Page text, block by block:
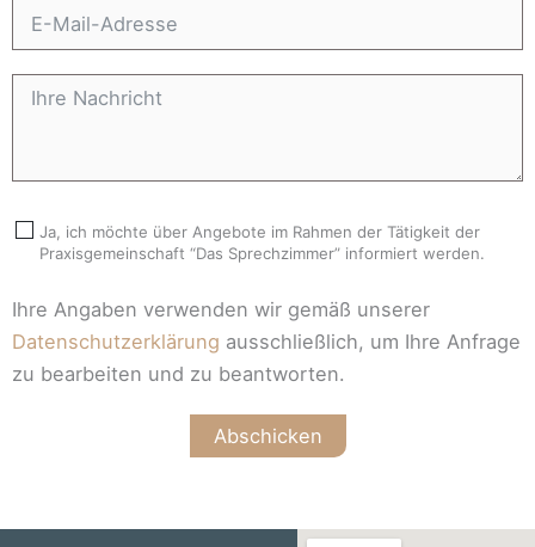
Ja, ich möchte über Angebote im Rahmen der Tätigkeit der
Praxisgemeinschaft “Das Sprechzimmer” informiert werden.
Ihre Angaben verwenden wir gemäß unserer
Datenschutzerklärung ausschließlich, um Ihre Anfrage
zu bearbeiten und zu beantworten.
Abschicken